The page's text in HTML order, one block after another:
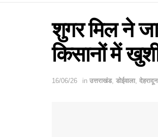
शुगर मिल ने
किसानों में
16/06/26 in उत्तराखंड, डोईवाला, देहरादून